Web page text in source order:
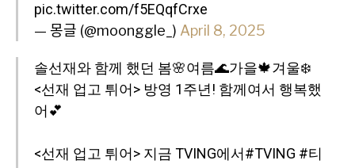
pic.twitter.com/f5EQqfCrxe
— 몽글 (@moonggle_) April 8, 2025
솔선재와 함께 했던 봄🌸여름🌊가을🍁겨울❄️
<선재 업고 튀어> 방영 1주년! 함께여서 행복했
어💕
<선재 업고 튀어> 지금 TVING에서#TVING #티